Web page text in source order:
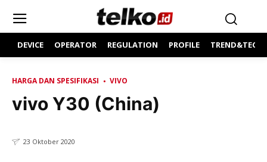
DEVICE OPERATOR REGULATION PROFILE
HARGA DAN SPESIFIKASI VIVO
vivo Y30 (China)
23 Oktober 2020